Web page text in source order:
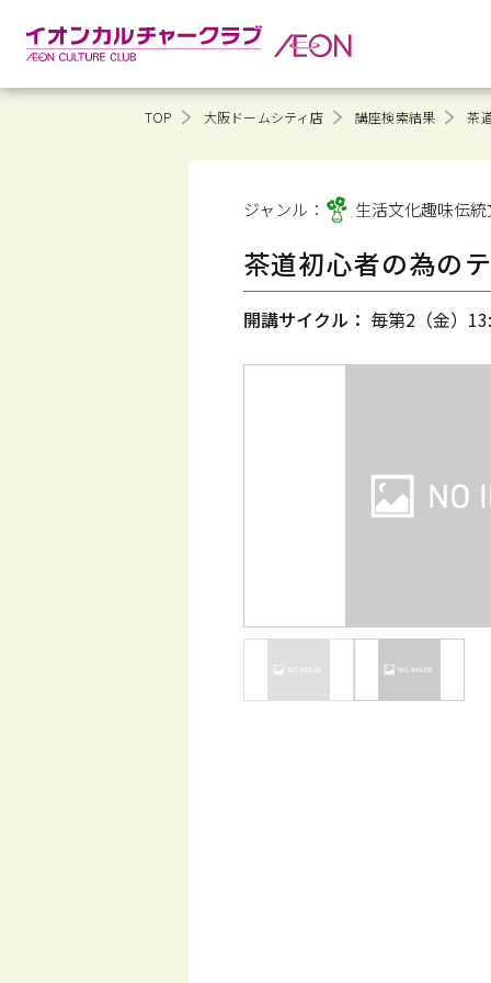
TOP 大阪ドームシティ店 講座検索結果 茶
ジャンル： 生活文化趣味伝統
茶道初心者の為の
開講サイクル： 毎第2（金）